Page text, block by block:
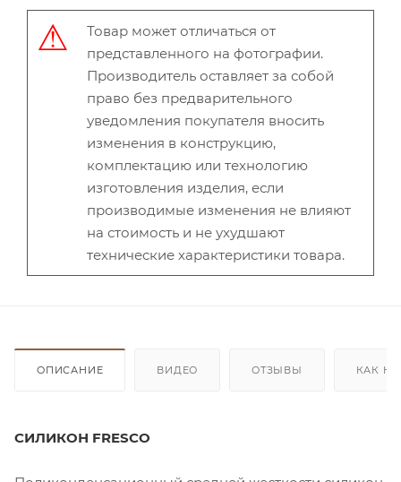
Товар может отличаться от
представленного на фотографии.
Производитель оставляет за собой
право без предварительного
уведомления покупателя вносить
изменения в конструкцию,
комплектацию или технологию
изготовления изделия, если
производимые изменения не влияют
на стоимость и не ухудшают
технические характеристики товара.
ОПИСАНИЕ ВИДЕО ОТЗЫВЫ КАК
СИЛИКОН FRESCO